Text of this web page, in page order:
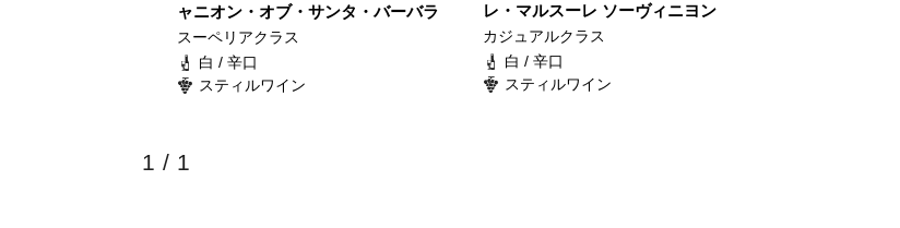
ャニオン・オブ・サンタ・バーバラ
スーペリアクラス
白 / 辛口
スティルワイン
レ・マルスーレ ソーヴィニヨン
カジュアルクラス
白 / 辛口
スティルワイン
1 / 1